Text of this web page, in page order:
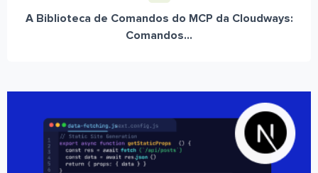
A Biblioteca de Comandos do MCP da Cloudways:
Comandos...